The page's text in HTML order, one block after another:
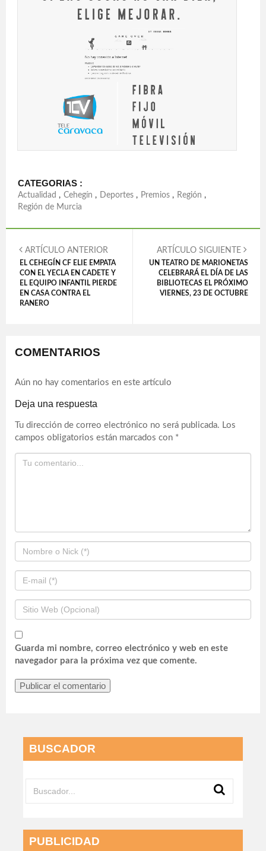
CATEGORIAS :
Actualidad , Cehegín , Deportes , Premios , Región ,
Región de Murcia
ARTÍCULO ANTERIOR
EL CEHEGÍN CF ELIE EMPATA
CON EL YECLA EN CADETE Y
EL EQUIPO INFANTIL PIERDE
EN CASA CONTRA EL
RANERO
ARTÍCULO SIGUIENTE
UN TEATRO DE MARIONETAS
CELEBRARÁ EL DÍA DE LAS
BIBLIOTECAS EL PRÓXIMO
VIERNES, 23 DE OCTUBRE
COMENTARIOS
Aún no hay comentarios en este artículo
Deja una respuesta
Tu dirección de correo electrónico no será publicada. Los
campos obligatorios están marcados con *
Guarda mi nombre, correo electrónico y web en este
navegador para la próxima vez que comente.
BUSCADOR
PUBLICIDAD